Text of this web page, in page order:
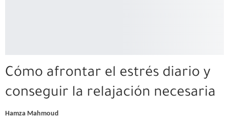
Cómo afrontar el estrés diario y
conseguir la relajación necesaria
Hamza Mahmoud